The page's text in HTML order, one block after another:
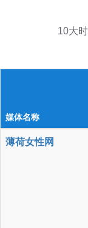
10大
媒体名称
薄荷女性网